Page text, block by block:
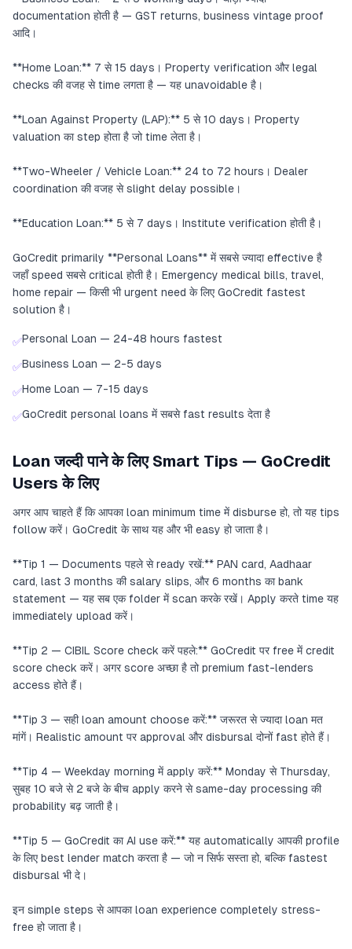
documentation होती है — GST returns, business vintage proof
आदि।
**Home Loan:** 7 से 15 days। Property verification और legal
checks की वजह से time लगता है — यह unavoidable है।
**Loan Against Property (LAP):** 5 से 10 days। Property
valuation का step होता है जो time लेता है।
**Two-Wheeler / Vehicle Loan:** 24 to 72 hours। Dealer
coordination की वजह से slight delay possible।
**Education Loan:** 5 से 7 days। Institute verification होती है।
GoCredit primarily **Personal Loans** में सबसे ज्यादा effective है
जहाँ speed सबसे critical होती है। Emergency medical bills, travel,
home repair — किसी भी urgent need के लिए GoCredit fastest
solution है।
✅Personal Loan — 24-48 hours fastest
✅Business Loan — 2-5 days
✅Home Loan — 7-15 days
✅GoCredit personal loans में सबसे fast results देता है
Loan जल्दी पाने के लिए Smart Tips — GoCredit
Users के लिए
अगर आप चाहते हैं कि आपका loan minimum time में disburse हो, तो यह tips
follow करें। GoCredit के साथ यह और भी easy हो जाता है।
**Tip 1 — Documents पहले से ready रखें:** PAN card, Aadhaar
card, last 3 months की salary slips, और 6 months का bank
statement — यह सब एक folder में scan करके रखें। Apply करते time यह
immediately upload करें।
**Tip 2 — CIBIL Score check करें पहले:** GoCredit पर free में credit
score check करें। अगर score अच्छा है तो premium fast-lenders
access होते हैं।
**Tip 3 — सही loan amount choose करें:** जरूरत से ज्यादा loan मत
मांगें। Realistic amount पर approval और disbursal दोनों fast होते हैं।
**Tip 4 — Weekday morning में apply करें:** Monday से Thursday,
सुबह 10 बजे से 2 बजे के बीच apply करने से same-day processing की
probability बढ़ जाती है।
**Tip 5 — GoCredit का AI use करें:** यह automatically आपकी profile
के लिए best lender match करता है — जो न सिर्फ सस्ता हो, बल्कि fastest
disbursal भी दे।
इन simple steps से आपका loan experience completely stress-
free हो जाता है।